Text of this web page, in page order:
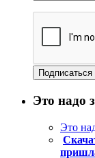
Это надо
Это